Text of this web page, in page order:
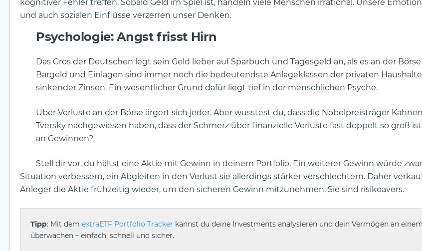
kognitiver Fehler treffen. Sobald Geld im Spiel ist, handeln viele Menschen irrational. Unsere
und auch sozialen Einflüsse verzerren unser Denken.
Psychologie: Angst frisst Hirn
Das Gros der Deutschen legt sein Geld lieber auf Sparbuch und Tagesgeld an, als es an der
Bargeld und Einlagen sind immer noch die bedeutendste Anlageklassen der privaten
sinkender Zinsen. Ein wesentlicher Grund dafür liegt tief in der menschlichen Psyche.
Über Verluste an der Börse ärgert sich jeder. Aber wusstest du, dass die Nobelpreisträger
Tversky nachgewiesen haben, dass der Schmerz über finanzielle Verluste fast doppelt so groß
an Gewinnen?
Stell dir vor, du hältst eine Aktie mit Gewinn in deinem Portfolio. Ein weiterer Gewinn würde
Situation verbessern, ein Abgleiten in den Verlust sie allerdings stärker verschlechtern. Daher
Anleger die Aktie frühzeitig wieder, um den sicheren Gewinn mitzunehmen. Sie sind risikoavers.
Tipp: Mit dem extraETF Portfolio Tracker kannst du deine Investments analysieren und dein Vermögen an
überwachen – einfach, schnell und sicher.